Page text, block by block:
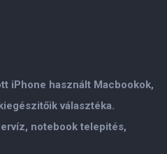
iPhone használt Macbookok,
választéka.
notebook telepités,